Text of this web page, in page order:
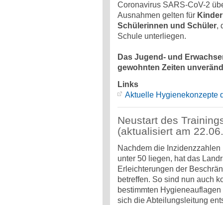
Coronavirus SARS-CoV-2
Ausnahmen gelten für
Schülerinnen und Schüler,
Schule unterliegen.
Das Jugend- und
gewohnten Zeiten
Links
Aktuelle Hygienekonzepte
Neustart des
(aktualisiert am
Nachdem die
unter 50 liegen, hat das
Erleichterungen der
betreffen. So sind nun auch
bestimmten
sich die Abteilungsleitung